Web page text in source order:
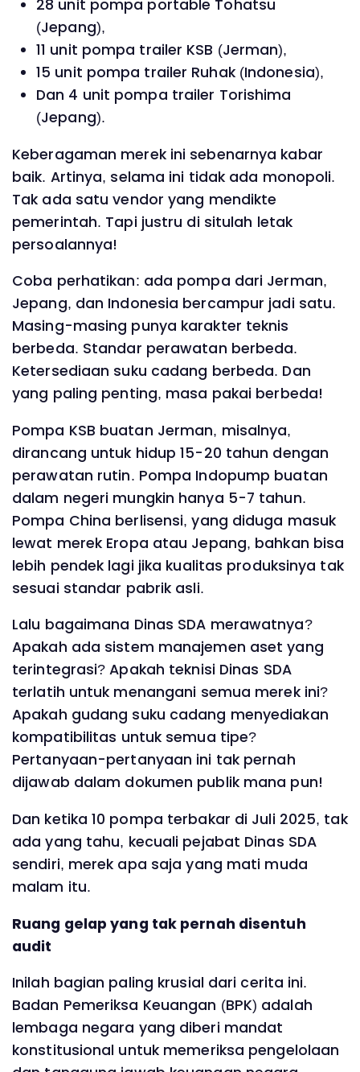
28 unit pompa portable Tohatsu
(Jepang),
11 unit pompa trailer KSB (Jerman),
15 unit pompa trailer Ruhak (Indonesia),
Dan 4 unit pompa trailer Torishima
(Jepang).
Keberagaman merek ini sebenarnya kabar
baik. Artinya, selama ini tidak ada monopoli.
Tak ada satu vendor yang mendikte
pemerintah. Tapi justru di situlah letak
persoalannya!
Coba perhatikan: ada pompa dari Jerman,
Jepang, dan Indonesia bercampur jadi satu.
Masing-masing punya karakter teknis
berbeda. Standar perawatan berbeda.
Ketersediaan suku cadang berbeda. Dan
yang paling penting, masa pakai berbeda!
Pompa KSB buatan Jerman, misalnya,
dirancang untuk hidup 15-20 tahun dengan
perawatan rutin. Pompa Indopump buatan
dalam negeri mungkin hanya 5-7 tahun.
Pompa China berlisensi, yang diduga masuk
lewat merek Eropa atau Jepang, bahkan bisa
lebih pendek lagi jika kualitas produksinya tak
sesuai standar pabrik asli.
Lalu bagaimana Dinas SDA merawatnya?
Apakah ada sistem manajemen aset yang
terintegrasi? Apakah teknisi Dinas SDA
terlatih untuk menangani semua merek ini?
Apakah gudang suku cadang menyediakan
kompatibilitas untuk semua tipe?
Pertanyaan-pertanyaan ini tak pernah
dijawab dalam dokumen publik mana pun!
Dan ketika 10 pompa terbakar di Juli 2025, tak
ada yang tahu, kecuali pejabat Dinas SDA
sendiri, merek apa saja yang mati muda
malam itu.
Ruang gelap yang tak pernah disentuh
audit
Inilah bagian paling krusial dari cerita ini.
Badan Pemeriksa Keuangan (BPK) adalah
lembaga negara yang diberi mandat
konstitusional untuk memeriksa pengelolaan